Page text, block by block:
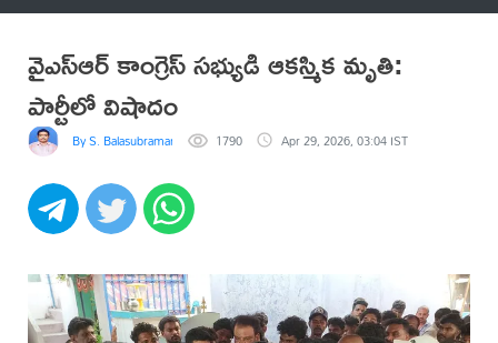
వైఎస్ఆర్ కాంగ్రెస్ సభ్యుడి ఆకస్మిక మృతి:
పార్టీలో విషాదం
By S. Balasubramanyam 1790 Apr 29, 2026, 03:04 IST